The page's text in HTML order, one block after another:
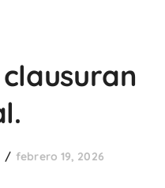
clausuran
febrero 19, 2026